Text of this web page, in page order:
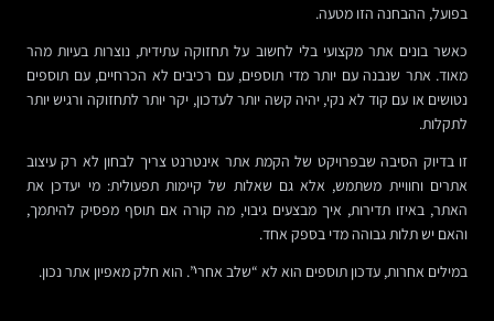
בפועל, ההבחנה הזו מטעה.
כאשר בונים אתר מקצועי בלי לחשוב על תחזוקה עתידית, נוצרות בעיות מהר
מאוד. אתר שנבנה עם יותר מדי תוספים, עם רכיבים לא הכרחיים, עם תוספים
נטושים או עם קוד לא נקי, יהיה קשה יותר לעדכון, יקר יותר לתחזוקה ורגיש יותר
לתקלות.
זו בדיוק הסיבה שבפרויקט של הקמת אתר אינטרנט צריך לבחון לא רק עיצוב
אתרים וחוויית משתמש, אלא גם שאלות של קיימות תפעולית: מי יעדכן את
האתר, באיזו תדירות, איך מבצעים גיבוי, מה קורה אם תוסף מפסיק להיתמך,
והאם יש תלות גבוהה מדי בספק אחד.
במילים אחרות, עדכון תוספים הוא לא “שלב אחרי”. הוא חלק מאפיון אתר נכון.